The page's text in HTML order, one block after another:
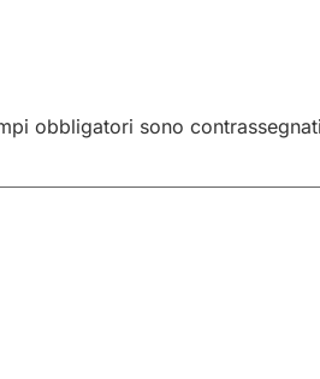
obbligatori sono contrassegnati